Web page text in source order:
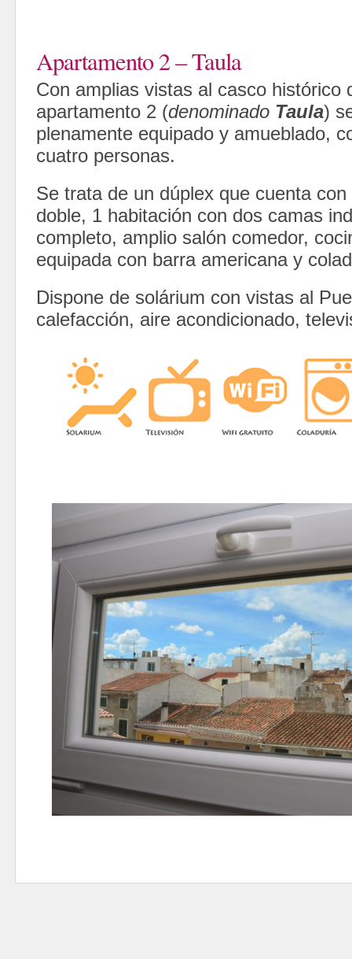
Apartamento 2 – Taula
Con amplias vistas al casco histórico
apartamento 2 (denominado Taula)
plenamente equipado y amueblado,
cuatro personas.
Se trata de un dúplex que cuenta
doble, 1 habitación con dos camas
completo, amplio salón comedor,
equipada con barra americana y
Dispone de solárium con vistas al
calefacción, aire acondicionado,